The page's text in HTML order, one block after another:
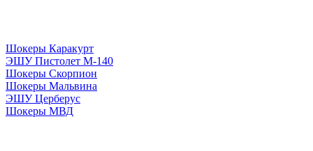
Шокеры Каракурт
ЭШУ Пистолет М-140
Шокеры Скорпион
Шокеры Мальвина
ЭШУ Церберус
Шокеры МВД